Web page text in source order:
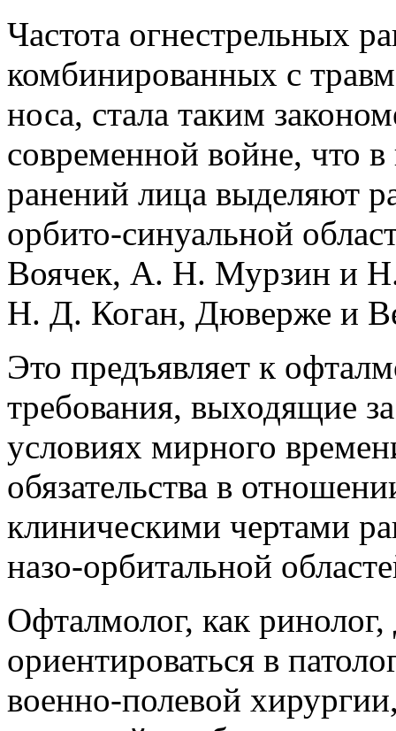
Частота огнестрельных
комбинированных с
носа, стала таким
современной войне, что
ранений лица выделяют
орбито-синуальной
Воячек, А. Н. Мурзин и
Н. Д. Коган, Дюверже и
Это предъявляет к
требования, выходящие
условиях мирного
обязательства в
клиническими чертами
назо-орбитальной
Офталмолог, как
ориентироваться в
военно-полевой